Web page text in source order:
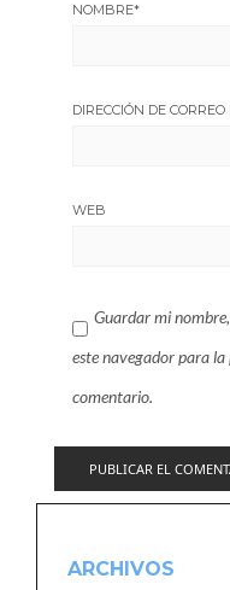
NOMBRE*
DIRECCIÓN DE
WEB
Guardar mi
este navegador para
comentario.
ARCHIVOS